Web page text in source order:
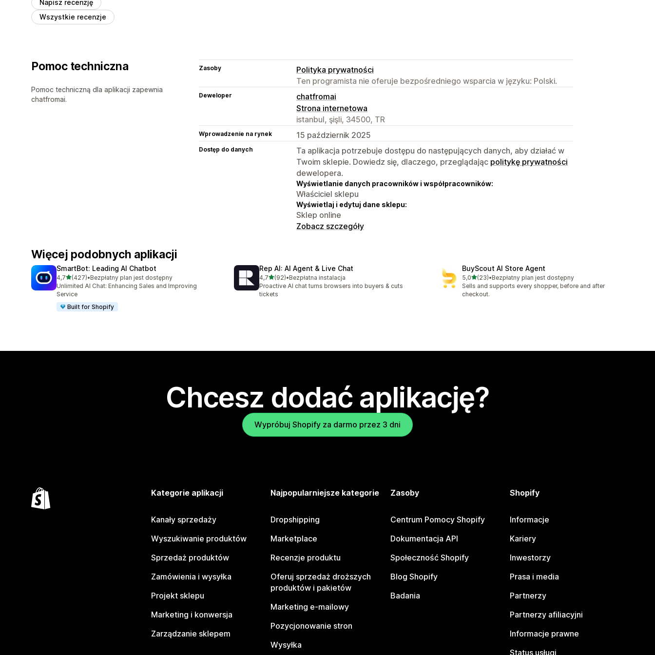
Napisz recenzję
Wszystkie recenzje
Pomoc techniczna
Pomoc techniczną dla aplikacji zapewnia
chatfromai.
Zasoby
Polityka prywatności
Ten programista nie oferuje bezpośredniego wsparcia w języku: Polski.
Deweloper
chatfromai
Strona internetowa
istanbul, şişli, 34500, TR
Wprowadzenie na rynek 15 październik 2025
Dostęp do danych
Ta aplikacja potrzebuje dostępu do następujących danych, aby działać w
Twoim sklepie. Dowiedz się, dlaczego, przeglądając politykę prywatności
dewelopera.
Wyświetlanie danych pracowników i współpracowników:
Właściciel sklepu
Wyświetlaj i edytuj dane sklepu:
Sklep online
Zobacz szczegóły
Więcej podobnych aplikacji
SmartBot: Leading AI Chatbot
4,7na 5 gwiazdek
(427)
Łączna liczba recenzji: 427
•Bezpłatny plan jest dostępny
Unlimited AI Chat: Enhancing Sales and Improving
Service
Built for Shopify
Rep AI: AI Agent & Live Chat
4,7na 5 gwiazdek
(92)
Łączna liczba recenzji: 92
•Bezpłatna instalacja
Proactive AI chat turns browsers into buyers & cuts
tickets
BuyScout AI Store Agent
5,0na 5 gwiazdek
(23)
Łączna liczba recenzji: 23
•Bezpłatny plan jest dostępny
Sells and supports every shopper, before and after
checkout.
Chcesz dodać aplikację?
Wypróbuj Shopify za darmo przez 3 dni
Kategorie aplikacji
Kanały sprzedaży
Wyszukiwanie produktów
Sprzedaż produktów
Zamówienia i wysyłka
Projekt sklepu
Marketing i konwersja
Zarządzanie sklepem
Najpopularniejsze kategorie
Dropshipping
Marketplace
Recenzje produktu
Oferuj sprzedaż droższych
produktów i pakietów
Marketing e-mailowy
Pozycjonowanie stron
Wysyłka
Zasoby
Centrum Pomocy Shopify
Dokumentacja API
Społeczność Shopify
Blog Shopify
Badania
Shopify
Informacje
Kariery
Inwestorzy
Prasa i media
Partnerzy
Partnerzy afiliacyjni
Informacje prawne
Status usługi